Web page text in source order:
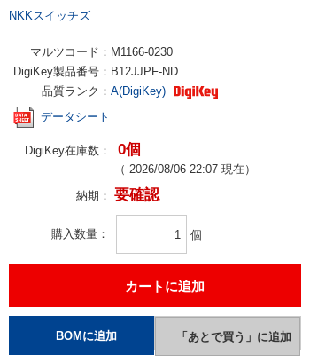
NKKスイッチズ
マルツコード： M1166-0230
DigiKey製品番号： B12JJPF-ND
品質ランク： A(DigiKey)
データシート
DigiKey在庫数： 0個
（ 2026/08/06 22:07 現在）
納期： 要確認
購入数量 個